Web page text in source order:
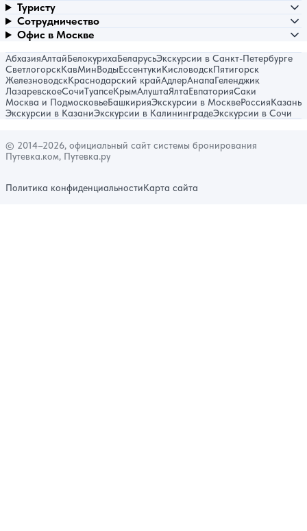
Туристу
Сотрудничество
Офис в Москве
АбхазияАлтайБелокурихаБеларусьЭкскурсии в Санкт-Петербурге
СветлогорскКавМинВодыЕссентукиКисловодскПятигорск
ЖелезноводскКраснодарский крайАдлерАнапаГеленджик
ЛазаревскоеСочиТуапсеКрымАлуштаЯлтаЕвпаторияСаки
Москва и ПодмосковьеБашкирияЭкскурсии в МосквеРоссияКазань
Экскурсии в КазаниЭкскурсии в КалининградеЭкскурсии в Сочи
© 2014–2026, официальный сайт системы бронирования
Путевка.ком, Путевка.ру
Политика конфиденциальностиКарта сайта